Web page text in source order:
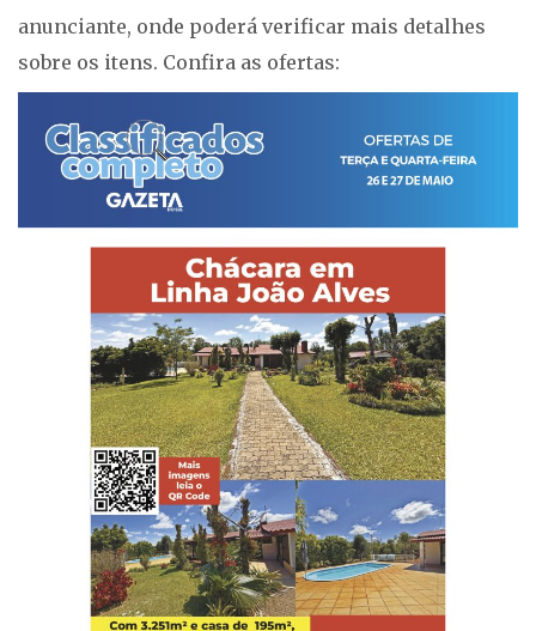
anunciante, onde poderá verificar mais detalhes
sobre os itens. Confira as ofertas: